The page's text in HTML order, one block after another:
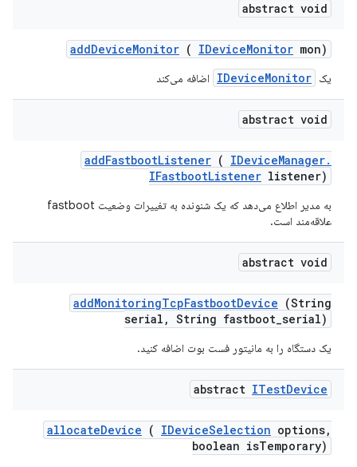
abstract void
addDeviceMonitor ( IDeviceMonitor mon)
یک IDeviceMonitor اضافه می‌کند
abstract void
addFastbootListener ( IDeviceManager.
IFastbootListener listener)
به مدیر اطلاع می‌دهد که یک شنونده به تغییرات وضعیت fastboot
علاقه‌مند است.
abstract void
addMonitoringTcpFastbootDevice (String
serial , String fastboot_serial)
یک دستگاه را به مانیتور فست بوت اضافه کنید.
abstract ITestDevice
allocateDevice ( IDeviceSelection options,
boolean isTemporary)